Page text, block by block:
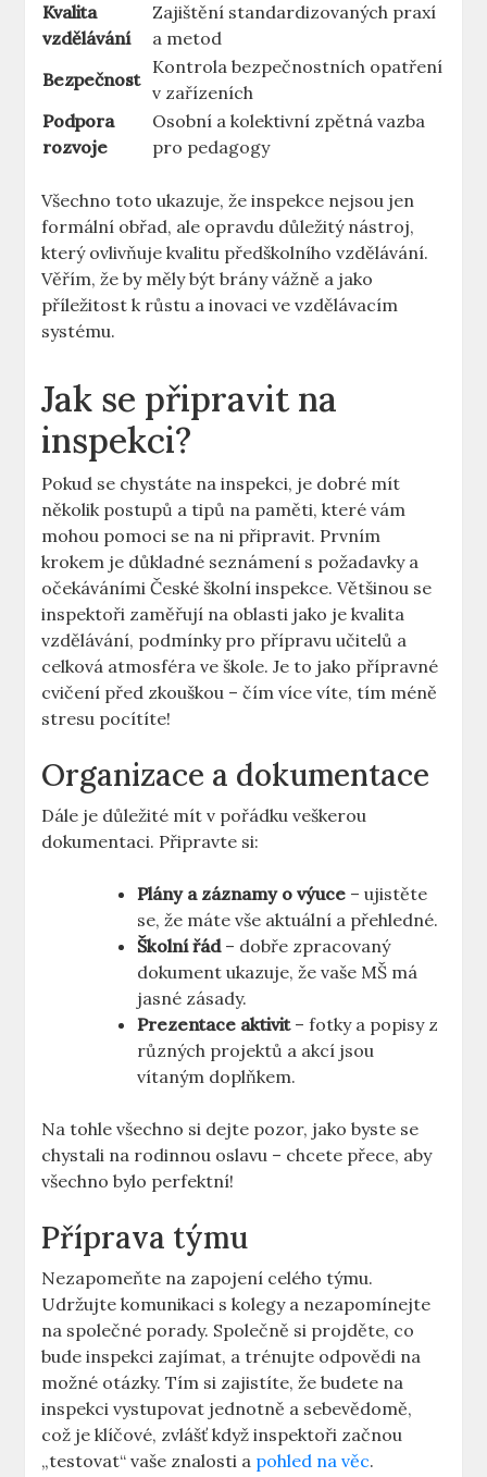
Kvalita
vzdělávání
Zajištění standardizovaných⁣ praxí
a ​metod
Bezpečnost
Kontrola bezpečnostních opatření
v zařízeních
Podpora
rozvoje
Osobní a⁢ kolektivní ​zpětná‍ vazba
pro ‍pedagogy
Všechno toto ukazuje, ​že inspekce nejsou jen⁣
formální obřad,⁤ ale ⁢opravdu‍ důležitý ​nástroj, ​
který ‍ovlivňuje kvalitu předškolního vzdělávání.
Věřím, že by měly ⁤být brány vážně a jako‍
příležitost k růstu a inovaci ve vzdělávacím​
systému.
Jak⁤ se připravit ‍na⁣
inspekci?
Pokud⁣ se chystáte ‍na ​inspekci, je dobré mít ​
několik postupů‌ a tipů na paměti, které vám
mohou ‌pomoci se na ni připravit.⁢ Prvním
krokem je důkladné seznámení​ s požadavky‍ a
očekáváními České školní inspekce. ⁤Většinou se
inspektoři zaměřují ‌na oblasti ⁣jako je kvalita
vzdělávání, podmínky pro přípravu učitelů a
celková atmosféra ve ‍škole. Je to jako přípravné
cvičení před zkouškou – čím více víte, ⁤tím méně
stresu pocítíte!
Organizace a dokumentace
Dále je⁢ důležité mít v pořádku veškerou
dokumentaci. Připravte si:
Plány a záznamy o​ výuce – ujistěte
se,‌ že máte⁤ vše​ aktuální a přehledné.
Školní ​řád– dobře⁢ zpracovaný
dokument⁢ ukazuje,‍ že⁢ vaše MŠ má
jasné​ zásady.
Prezentace aktivit– fotky a popisy z
různých‍ projektů a akcí jsou​
vítaným doplňkem.
Na tohle všechno si⁣ dejte pozor, jako byste ⁣se
chystali na rodinnou oslavu – chcete přece, aby
všechno bylo perfektní!
Příprava týmu
Nezapomeňte na ⁣zapojení celého týmu.
Udržujte komunikaci s kolegy ⁢a nezapomínejte⁣
na společné porady. Společně si ‍projděte, co⁣
bude inspekci zajímat, ‌a trénujte odpovědi ‌na
možné otázky. Tím si zajistíte, že budete na
inspekci vystupovat jednotně a ⁤sebevědomě,
což je klíčové, zvlášť ‍když ⁣inspektoři⁢ začnou
„testovat“ vaše ​znalosti a pohled na věc.